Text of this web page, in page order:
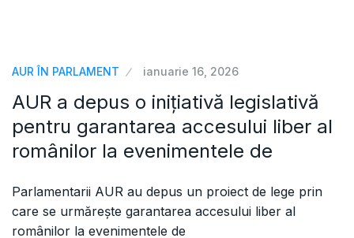
AUR ÎN PARLAMENT ianuarie 16, 2026
AUR a depus o inițiativă legislativă
pentru garantarea accesului liber al
românilor la evenimentele de
Parlamentarii AUR au depus un proiect de lege prin
care se urmărește garantarea accesului liber al
românilor la evenimentele de